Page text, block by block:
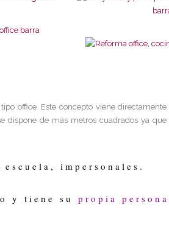
office. Este concepto viene
de más metros cuadrados ya
impersonales.
y tiene su propia